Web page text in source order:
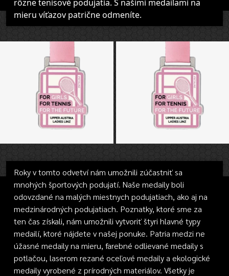
rôzne tenisové podujatia. S našimi medailami na
mieru víťazov patrične odmeníte.
Roky v tomto odvetví nám umožnili zúčastniť sa
mnohých športových podujatí. Naše medaily boli
odovzdané na malých miestnych podujatiach, ako aj na
medzinárodných podujatiach. Poznatky, ktoré sme za
ten čas získali, nám umožnili vytvoriť štyri hlavné typy
medailí, ktoré nájdete v našej ponuke. Patria medzi ne
úžasné medaily na mieru, farebné odlievané medaily s
potlačou, laserom rezané oceľové medaily a ekologické
medaily vyrobené z prírodných materiálov. Všetky je